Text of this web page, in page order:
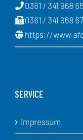
0361 / 341 968
0361 / 341 968 67
https://
SERVICE
Impressum